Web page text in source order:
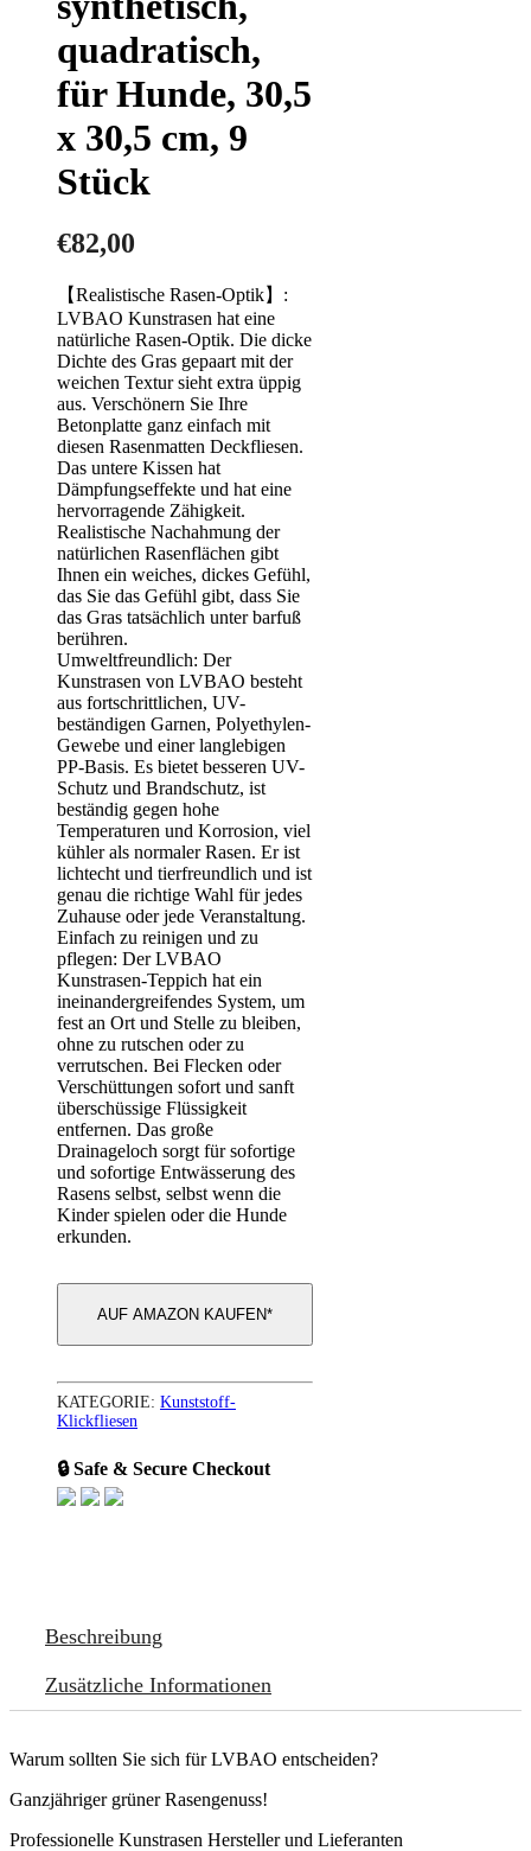
quadratisch,
für Hunde, 30,5
x 30,5 cm, 9
Stück
€82,00
【Realistische Rasen-Optik】:
LVBAO Kunstrasen hat eine
natürliche Rasen-Optik. Die dicke
Dichte des Gras gepaart mit der
weichen Textur sieht extra üppig
aus. Verschönern Sie Ihre
Betonplatte ganz einfach mit
diesen Rasenmatten Deckfliesen.
Das untere Kissen hat
Dämpfungseffekte und hat eine
hervorragende Zähigkeit.
Realistische Nachahmung der
natürlichen Rasenflächen gibt
Ihnen ein weiches, dickes Gefühl,
das Sie das Gefühl gibt, dass Sie
das Gras tatsächlich unter barfuß
berühren.
Umweltfreundlich: Der
Kunstrasen von LVBAO besteht
aus fortschrittlichen, UV-
beständigen Garnen, Polyethylen-
Gewebe und einer langlebigen
PP-Basis. Es bietet besseren UV-
Schutz und Brandschutz, ist
beständig gegen hohe
Temperaturen und Korrosion, viel
kühler als normaler Rasen. Er ist
lichtecht und tierfreundlich und ist
genau die richtige Wahl für jedes
Zuhause oder jede Veranstaltung.
Einfach zu reinigen und zu
pflegen: Der LVBAO
Kunstrasen-Teppich hat ein
ineinandergreifendes System, um
fest an Ort und Stelle zu bleiben,
ohne zu rutschen oder zu
verrutschen. Bei Flecken oder
Verschüttungen sofort und sanft
überschüssige Flüssigkeit
entfernen. Das große
Drainageloch sorgt für sofortige
und sofortige Entwässerung des
Rasens selbst, selbst wenn die
Kinder spielen oder die Hunde
erkunden.
AUF AMAZON KAUFEN*
KATEGORIE: Kunststoff-
Klickfliesen
🔒 Safe & Secure Checkout
Beschreibung
Zusätzliche Informationen
Warum sollten Sie sich für LVBAO entscheiden?
Ganzjähriger grüner Rasengenuss!
Professionelle Kunstrasen Hersteller und Lieferanten